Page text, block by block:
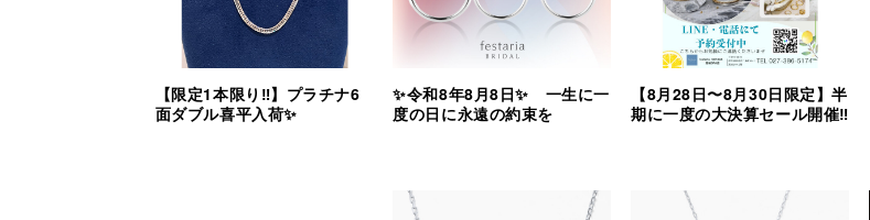
【限定1本限り‼︎】プラチナ6
面ダブル喜平入荷✨
✨令和8年8月8日✨ 一生に一
度の日に永遠の約束を
【8月28日〜8月30日限定】半
期に一度の大決算セール開催‼︎